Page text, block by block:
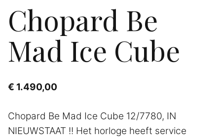
Chopard Be
Mad Ice Cube
€ 1.490,00
Chopard Be Mad Ice Cube 12/7780, IN
NIEUWSTAAT !! Het horloge heeft service